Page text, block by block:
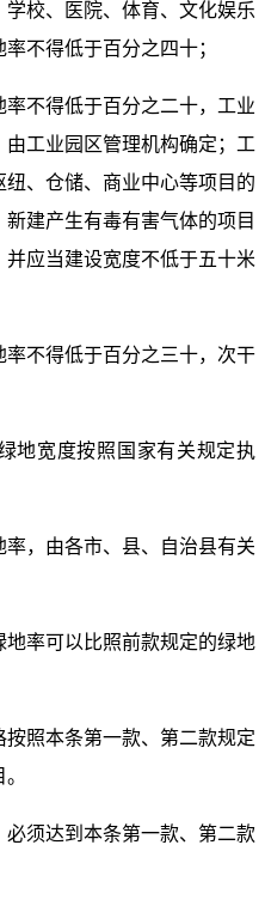
学校、医院、体育、文化娱乐
不得低于百分之四十；
率不得低于百分之二十，工业
工业园区管理机构确定；工
、仓储、商业中心等项目的
建产生有毒有害气体的项目
应当建设宽度不低于五十米
率不得低于百分之三十，次干
地宽度按照国家有关规定执
率，由各市、县、自治县有关
率可以比照前款规定的绿地
照本条第一款、第二款规定
须达到本条第一款、第二款